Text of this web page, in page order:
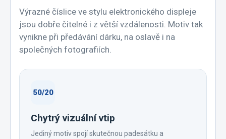
Výrazné číslice ve stylu elektronického displeje
jsou dobře čitelné i z větší vzdálenosti. Motiv tak
vynikne při předávání dárku, na oslavě i na
společných fotografiích.
50/20
Chytrý vizuální vtip
Jediný motiv spojí skutečnou padesátku a